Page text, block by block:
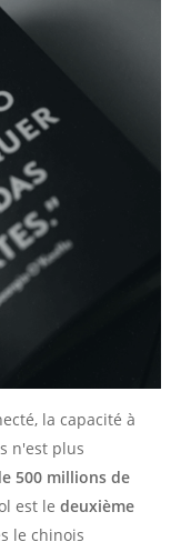
la capacité à
n'est plus
500 millions de
est le deuxième
le chinois